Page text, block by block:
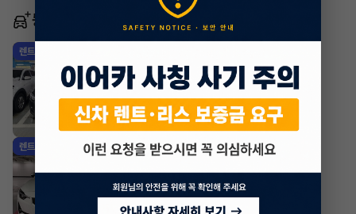
동일 차종 이어카
렌트
2022년 Long range Single motor
월843,000원 X14개월
조회 2,4642년 전
렌트 폴스타 폴스타 2
월1,169,000원 X0개월
조회 2,1873년 전